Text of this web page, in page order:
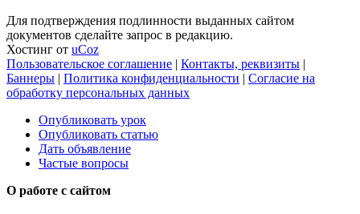
Для подтверждения подлинности выданных сайтом
документов сделайте запрос в редакцию.
Хостинг от uCoz
Пользовательское соглашение | Контакты, реквизиты |
Баннеры | Политика конфиденциальности | Согласие на
обработку персональных данных
Опубликовать урок
Опубликовать статью
Дать объявление
Частые вопросы
О работе с сайтом